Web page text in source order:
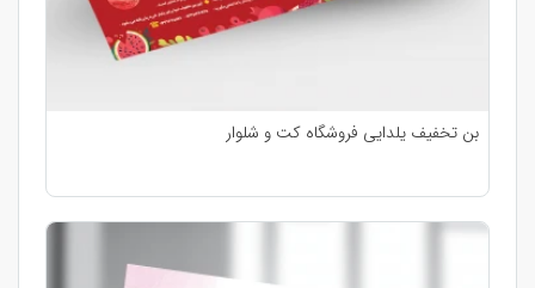
بن تخفیف یلدایی فروشگاه کت و شلوار